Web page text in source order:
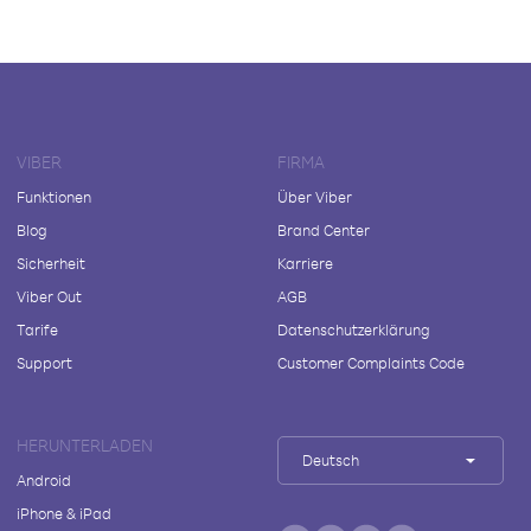
VIBER
Funktionen
Blog
Sicherheit
Viber Out
Tarife
Support
FIRMA
Über Viber
Brand Center
Karriere
AGB
Datenschutzerklärung
Customer Complaints Code
HERUNTERLADEN
Android
iPhone & iPad
Deutsch